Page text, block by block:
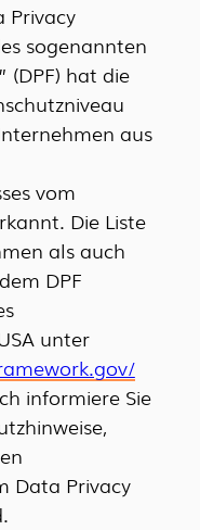
Privacy
sogenannten
(DPF) hat die
aus
vom
Die Liste
als auch
DPF
unter
informiere Sie
Data Privacy